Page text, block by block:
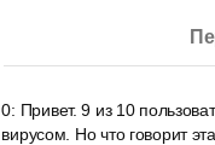
0: Привет. 9 из 10
вирусом. Но что говорит